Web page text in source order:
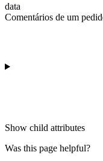
data
Comentários de um
Show child attributes
Was this page helpful?